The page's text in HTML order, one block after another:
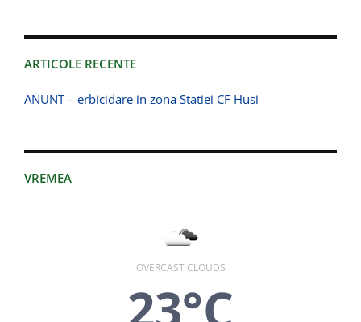
ARTICOLE RECENTE
ANUNT – erbicidare in zona Statiei CF Husi
VREMEA
OVERCAST CLOUDS